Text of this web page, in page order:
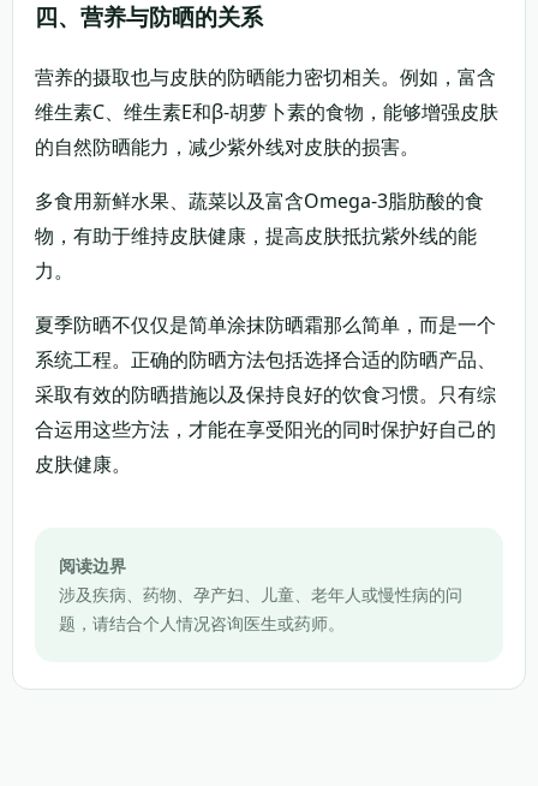
四、营养与防晒的关系
营养的摄取也与皮肤的防晒能力密切相关。例如，富含
维生素C、维生素E和β-胡萝卜素的食物，能够增强皮肤
的自然防晒能力，减少紫外线对皮肤的损害。
多食用新鲜水果、蔬菜以及富含Omega-3脂肪酸的食
物，有助于维持皮肤健康，提高皮肤抵抗紫外线的能
力。
夏季防晒不仅仅是简单涂抹防晒霜那么简单，而是一个
系统工程。正确的防晒方法包括选择合适的防晒产品、
采取有效的防晒措施以及保持良好的饮食习惯。只有综
合运用这些方法，才能在享受阳光的同时保护好自己的
皮肤健康。
阅读边界
涉及疾病、药物、孕产妇、儿童、老年人或慢性病的问
题，请结合个人情况咨询医生或药师。